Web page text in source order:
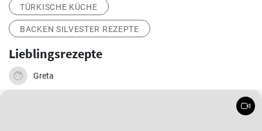
TÜRKISCHE KÜCHE
BACKEN SILVESTER REZEPTE
Lieblingsrezepte
Greta